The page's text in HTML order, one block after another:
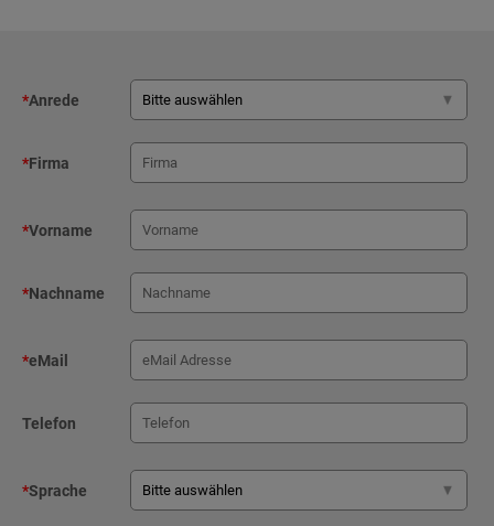
*Anrede
*Firma
*Vorname
*Nachname
*eMail
Telefon
*Sprache